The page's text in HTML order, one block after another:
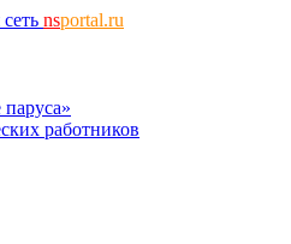
nsportal.ru
работников